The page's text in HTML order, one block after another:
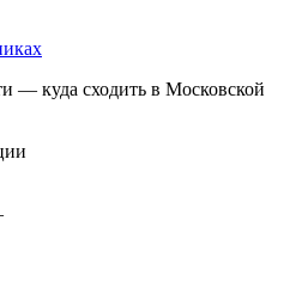
— куда сходить в Московской